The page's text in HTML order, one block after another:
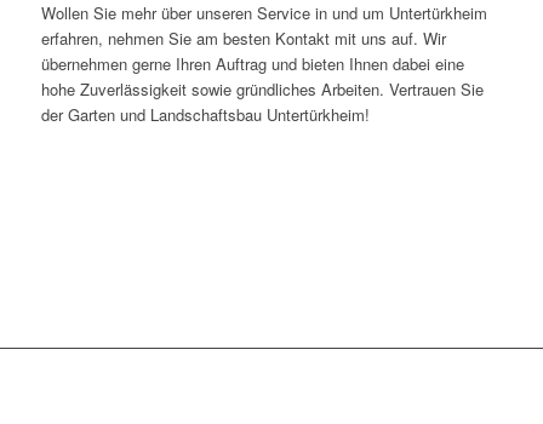
Wollen Sie mehr über unseren Service in und um Untertürkheim
erfahren, nehmen Sie am besten Kontakt mit uns auf. Wir
übernehmen gerne Ihren Auftrag und bieten Ihnen dabei eine
hohe Zuverlässigkeit sowie gründliches Arbeiten. Vertrauen Sie
der Garten und Landschaftsbau Untertürkheim!